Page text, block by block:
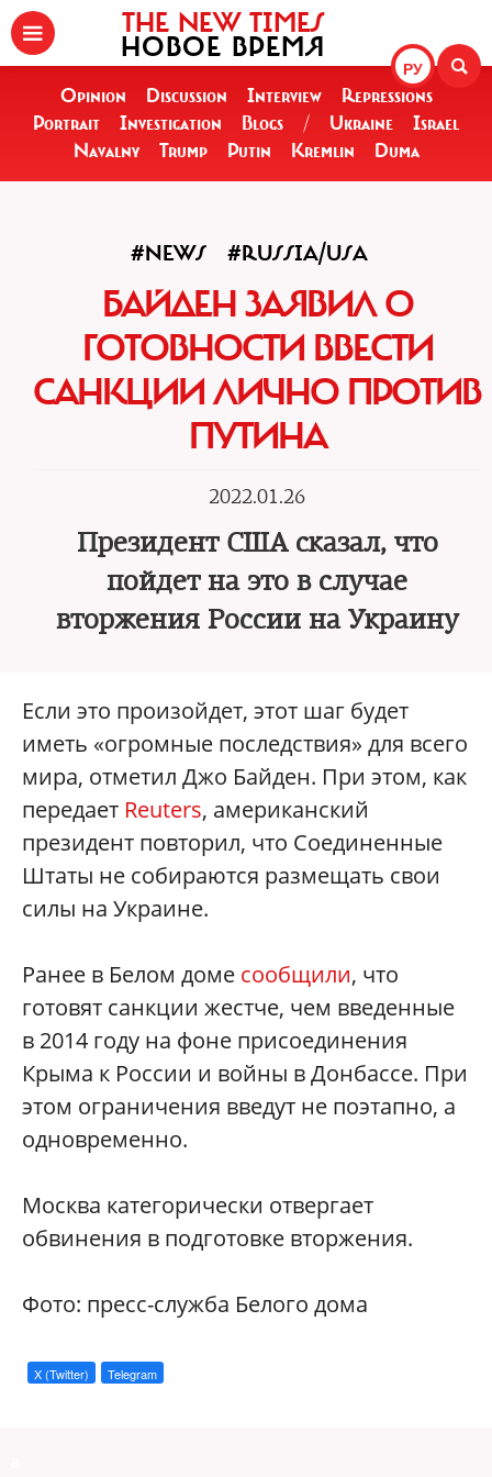
РУ
THE NEW TIMES
НОВОЕ ВРЕМЯ
Opinion Discussion Interview
Repressions
Portrait
Investigation Blogs / Ukraine
Israel
Navalny
Trump Putin Kremlin Duma
#NEWS #RUSSIA/USA
БАЙДЕН ЗАЯВИЛ О
ГОТОВНОСТИ ВВЕСТИ
САНКЦИИ ЛИЧНО ПРОТИВ
ПУТИНА
2022.01.26
Президент США сказал, что
пойдет на это в случае
вторжения России на Украину
Если это произойдет, этот шаг будет
иметь «огромные последствия» для всего
мира, отметил Джо Байден. При этом, как
передает Reuters, американский
президент повторил, что Соединенные
Штаты не собираются размещать свои
силы на Украине.
Ранее в Белом доме сообщили, что
готовят санкции жестче, чем введенные
в 2014 году на фоне присоединения
Крыма к России и войны в Донбассе. При
этом ограничения введут не поэтапно, а
одновременно.
Москва категорически отвергает
обвинения в подготовке вторжения.
Фото: пресс-служба Белого дома
X (Twitter) Telegram